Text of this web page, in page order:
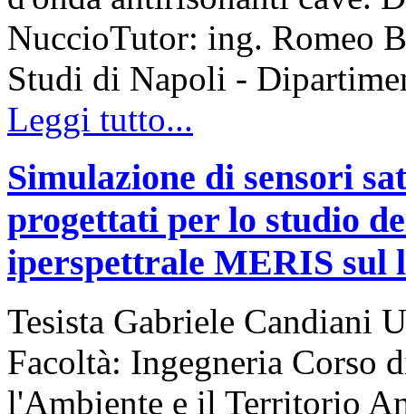
NuccioTutor: ing. Romeo
Studi di Napoli -
Leggi tutto...
Simulazione di sensori
progettati per lo studio
iperspettrale MERIS sul
Tesista Gabriele Candiani
Facoltà: Ingegneria Corso
l'Ambiente e il Territorio